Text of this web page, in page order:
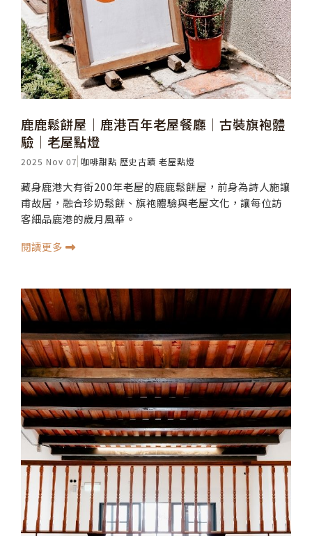
鹿鹿鬆餅屋│鹿港百年老屋餐廳│古裝旗袍體
驗│老屋點燈
2025 Nov 07 咖啡甜點 歷史古蹟 老屋點燈
藏身鹿港大有街200年老屋的鹿鹿鬆餅屋，前身為詩人施讓
甫故居，融合珍奶鬆餅、旗袍體驗與老屋文化，讓每位訪
客細品鹿港的歲月風華。
閱讀更多